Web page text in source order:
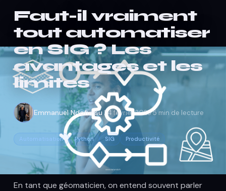
Faut-il vraiment
tout automatiser
en SIG ? Les
avantages et les
limites
Emmanuel Ndofunsu·24 février 2025·5 min de lecture
Automatisation Python SIG Productivité
En tant que géomaticien, on entend souvent parler